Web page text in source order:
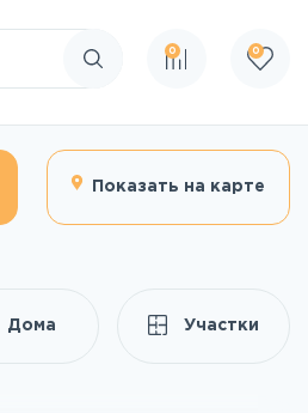
Поиск по сайту
0 0
Показать на карте
Дома Участки